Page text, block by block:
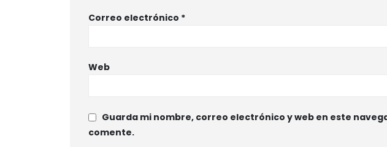
Correo electrónico *
Web
Guarda mi nombre, correo electrónico y web en este
comente.